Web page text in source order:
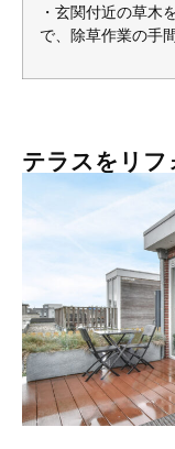
・玄関付近の草木
で、除草作業の手
テラスをリフ